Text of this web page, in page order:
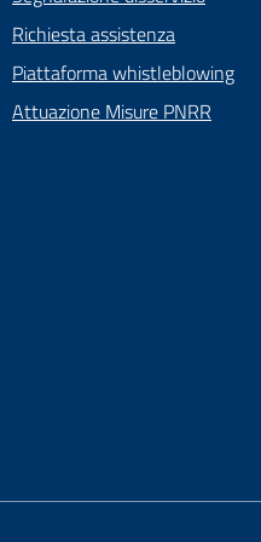
Richiesta assistenza
Piattaforma whistleblowing
Attuazione Misure PNRR